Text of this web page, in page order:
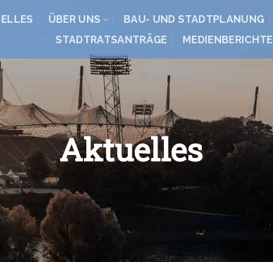
ÜBER UNS BAU- UND STADTPLANUNG
STADTRATSANTRÄGE
MEDIENBERICHTE
Aktuelles